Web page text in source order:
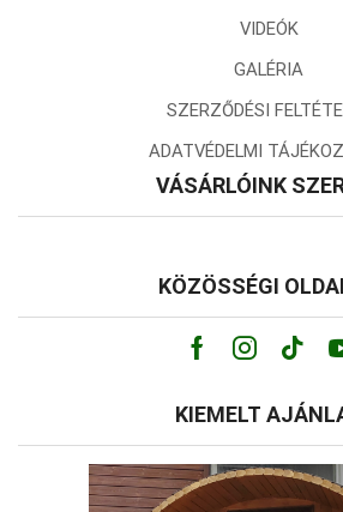
VIDEÓK
GALÉRIA
SZERZŐDÉSI
ADATVÉDELMI
VÁSÁRLÓINK
KÖZÖSSÉGI
FacebookTik-
tok
KIEMELT